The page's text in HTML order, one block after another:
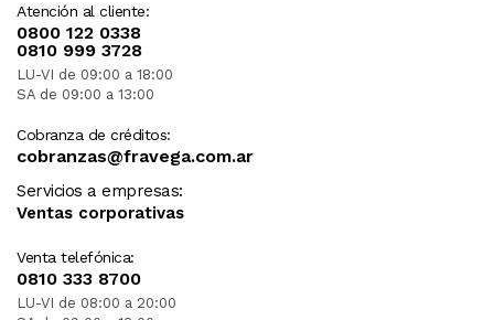
Atención al cliente:
0800 122 0338
0810 999 3728
LU-VI de 09:00 a 18:00
SA de 09:00 a 13:00
Cobranza de créditos:
cobranzas@fravega.com.ar
Servicios a empresas:
Ventas corporativas
Venta telefónica:
0810 333 8700
LU-VI de 08:00 a 20:00